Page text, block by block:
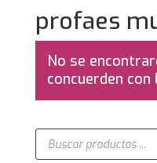
profaes
No se
concuerden con
Búsqueda
productos